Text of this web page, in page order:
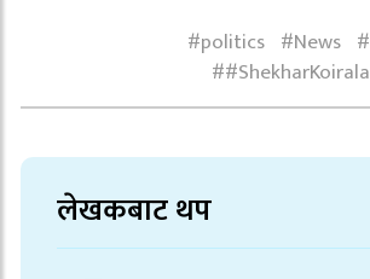
politics News
#ShekharKoirala
लेखकबाट थप